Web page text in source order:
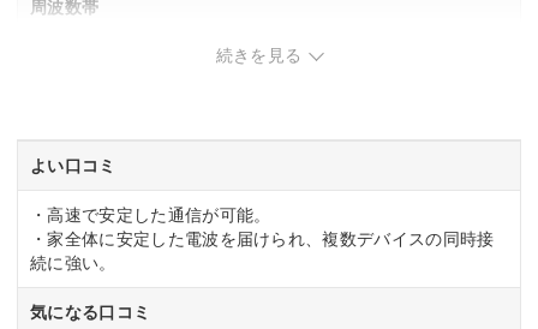
周波数帯
◯
MU-MIMO
◯
ビームフォーミング
続きを見る
よい口コミ
・高速で安定した通信が可能。
・家全体に安定した電波を届けられ、複数デバイスの同時接
続に強い。
気になる口コミ